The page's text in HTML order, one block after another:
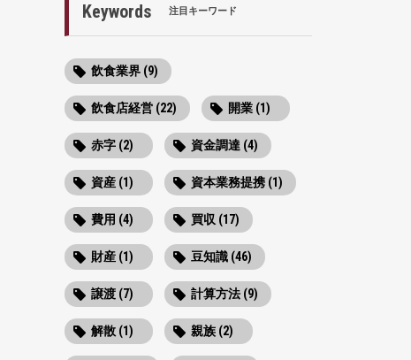
Keywords 注目キーワード
飲食業界 (9)
飲食店経営 (22) 開業 (1)
赤字 (2) 資金調達 (4)
資産 (1) 資本業務提携 (1)
費用 (4) 買収 (17)
財産 (1) 豆知識 (46)
譲渡 (7) 計算方法 (9)
解散 (1) 親族 (2)